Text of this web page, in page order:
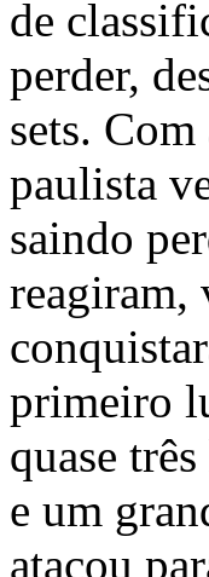
de
perder,
sets.
paulista
saindo
reagiram,
primeiro
quase
e um
atacou